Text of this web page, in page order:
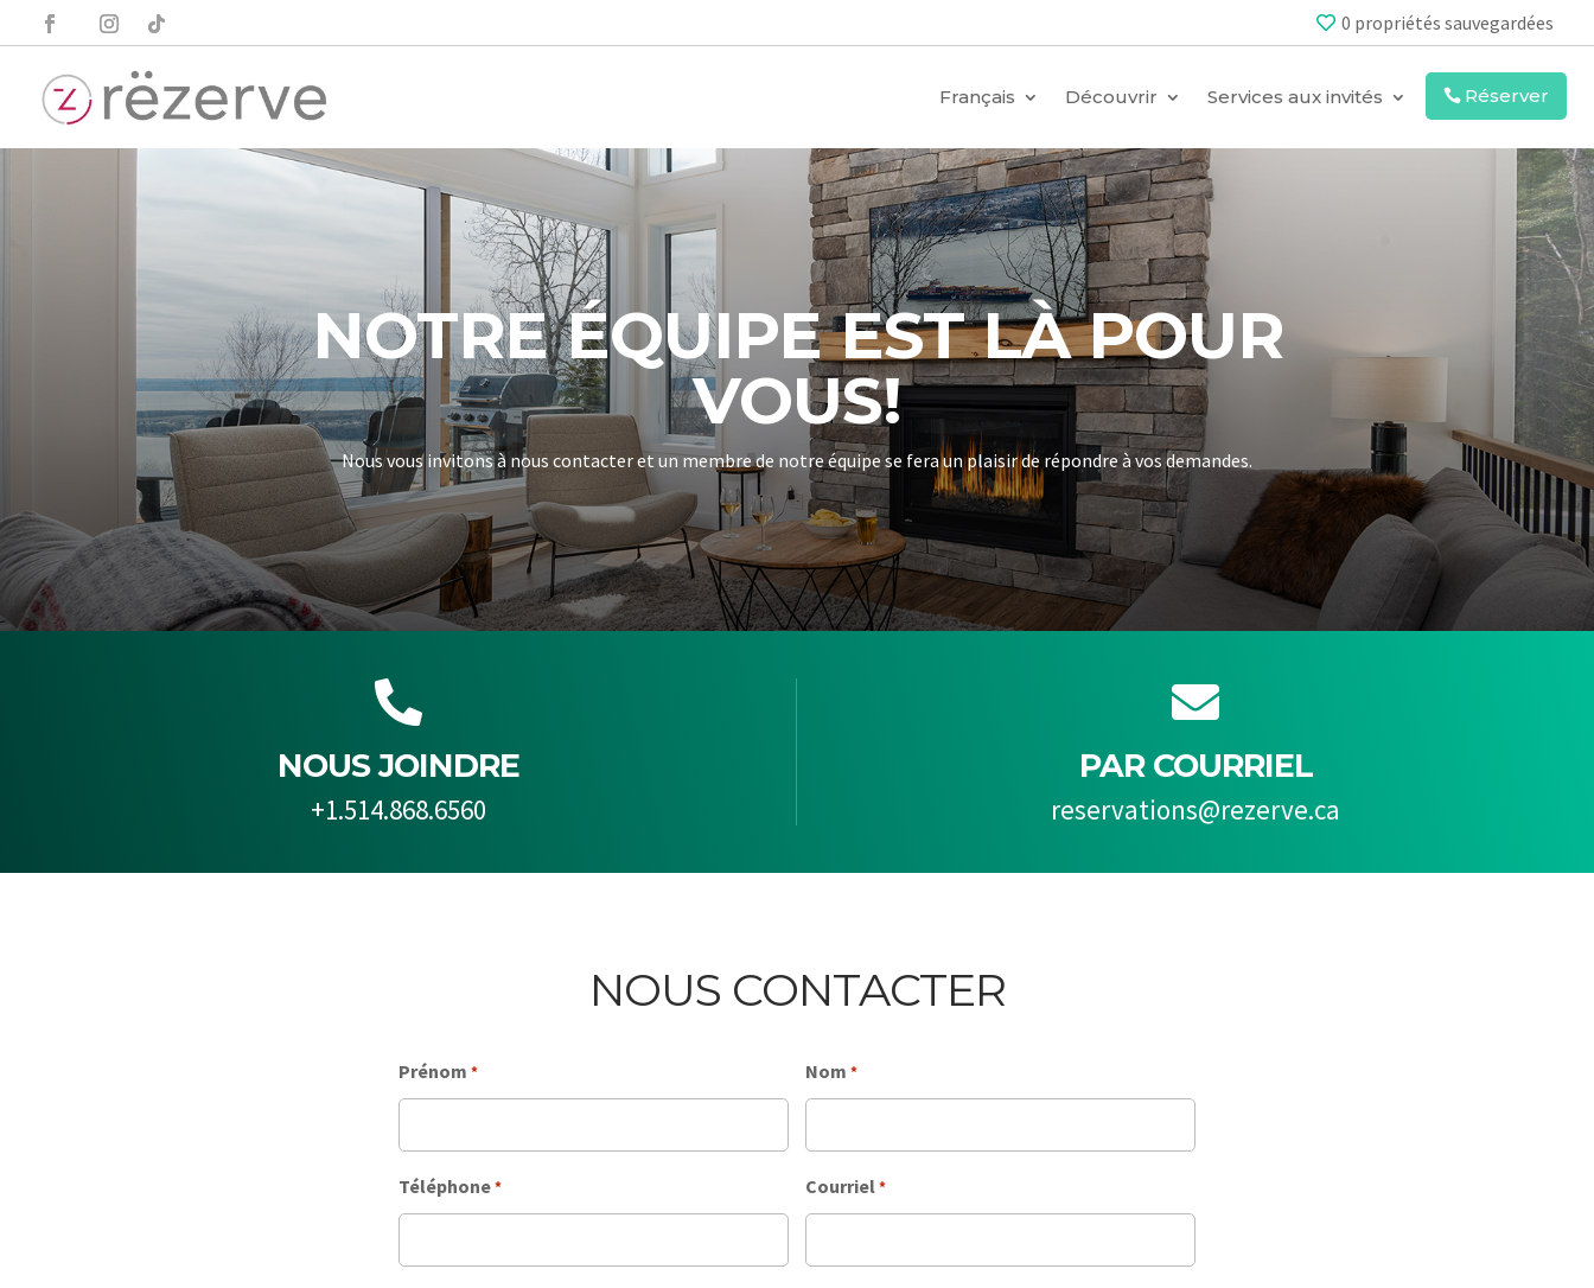
0 propriétés sauvegardées
Français Découvrir Services aux invités Réserver
NOTRE ÉQUIPE EST LÀ POUR
VOUS!
Nous vous invitons à nous contacter et un membre de notre équipe se fera un plaisir de répondre à vos demandes.

NOUS JOINDRE
+1.514.868.6560

PAR COURRIEL
reservations@rezerve.ca
NOUS CONTACTER
Prénom * Nom *
Téléphone* Courriel*